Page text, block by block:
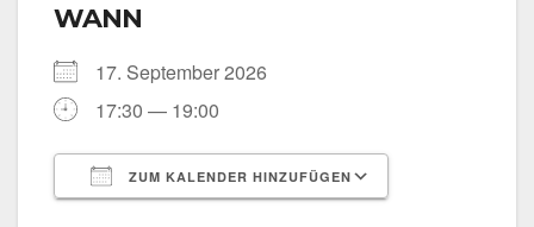
WANN
17. Sep­tem­ber 2026
17:30 — 19:00
ZUM KALENDER HINZUFÜGEN